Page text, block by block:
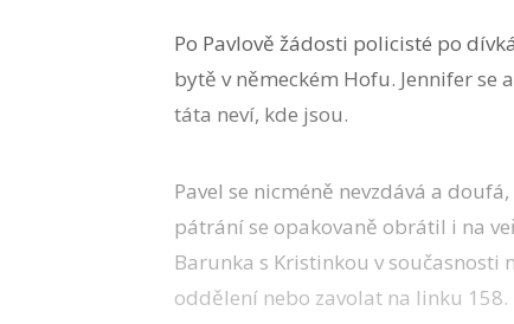
Po Pavlově žádosti policisté po
bytě v německém Hofu. Jennifer
táta neví, kde jsou.
Pavel se nicméně nevzdává a
pátrání se opakovaně obrátil i na
Barunka s Kristinkou v
oddělení nebo zavolat na linku 158.